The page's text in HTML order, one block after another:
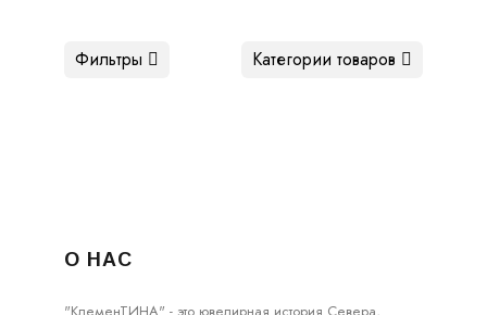
Категории товаров
Фильтры
О НАС